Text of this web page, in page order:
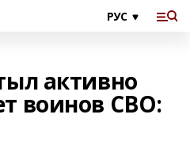
активно
воинов СВО: